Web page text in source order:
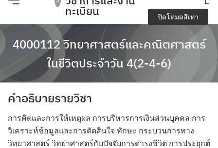
Skip
ทะเบียน
e-Service
Regulations you should know and academic
activities
การจัดการความปลอดภัย อาชีวอนามัยและสภาพ
แวดล้อมในการทำงาน
การเปิดเผยข้อมูลสาธารณะ (OIT)
4000112 วิทยาศาสตร์และคณิตศาสตร์
ในชีวิตประจำวัน 4(2-4-6)
คำอธิบายรายวิชา
การคิดและการให้เหตุผล การบริหารการเงินส่วนบุคคล การ
วิเคราะห์ข้อมูลและการตัดสินใจ ทักษะ กระบวนการทาง
วิทยาศาสตร์ วิทยาศาสตร์กับปัจจัยการดำรงชีวิต การประยุกต์
ปิดโหมดสีเทา